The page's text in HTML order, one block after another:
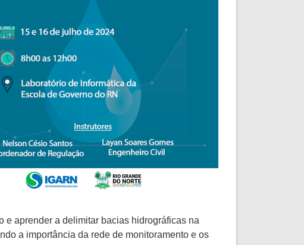
e aprender a delimitar bacias hidrográficas na
a importância da rede de monitoramento e os